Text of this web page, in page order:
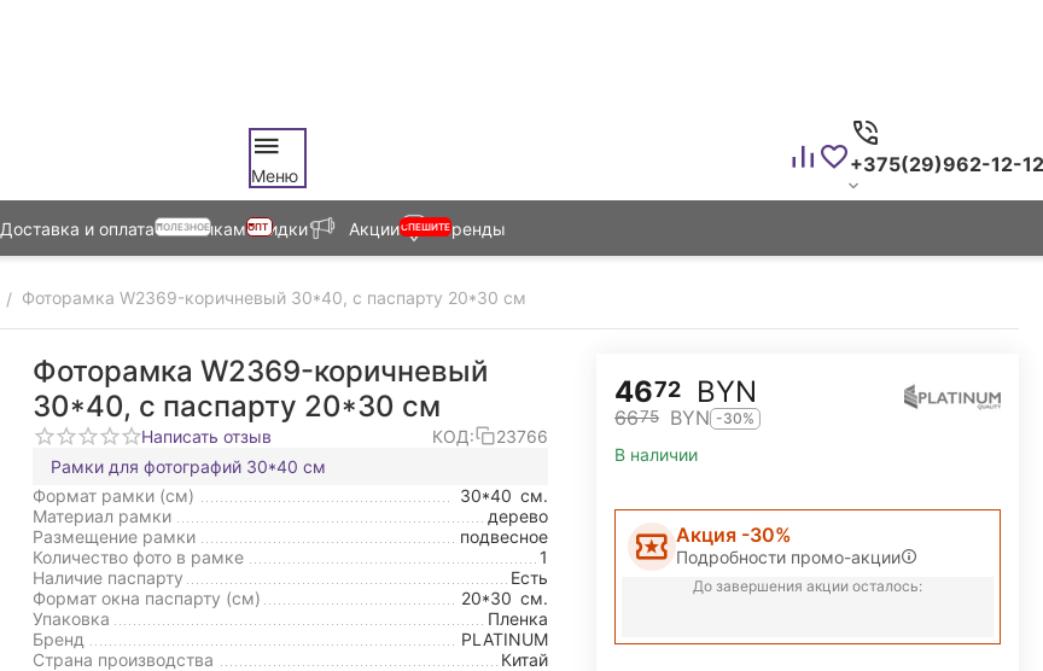
Меню +375(29)962-12-12
Доставка и оплата ПОЛЕЗНОЕ
Оптовикам ОПТ
Скидки АкцииСПЕШИТЕБренды
/ Фоторамка W2369-коричневый 30*40, с паспарту 20*30 см
Фоторамка W2369-коричневый
30*40, с паспарту 20*30 см
Написать отзыв КОД:
23766
Рамки для фотографий 30*40 см
Формат рамки (см)
30*40 см.
Материал рамки
дерево
Размещение рамки
подвесное
Количество фото в рамке
1
Наличие паспарту
Есть
Формат окна паспарту (см)
20*30 см.
Упаковка
Пленка
Бренд
PLATINUM
Страна производства
Китай
4672 BYN
6675 BYN -30%
В наличии
Акция -30%
Подробности промо-акции
До завершения акции осталось: